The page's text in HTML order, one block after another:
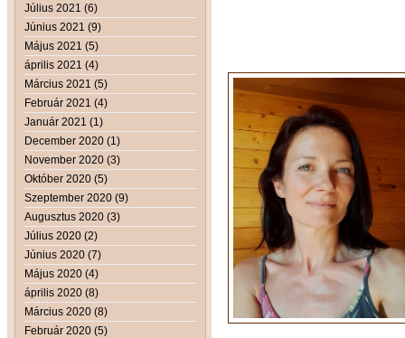
Július 2021 (6)
Június 2021 (9)
Május 2021 (5)
április 2021 (4)
Március 2021 (5)
Február 2021 (4)
Január 2021 (1)
December 2020 (1)
November 2020 (3)
Október 2020 (5)
Szeptember 2020 (9)
Augusztus 2020 (3)
Július 2020 (2)
Június 2020 (7)
Május 2020 (4)
április 2020 (8)
Március 2020 (8)
Február 2020 (5)